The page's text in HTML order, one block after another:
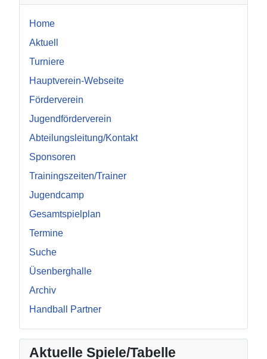
Home
Aktuell
Turniere
Hauptverein-Webseite
Förderverein
Jugendförderverein
Abteilungsleitung/Kontakt
Sponsoren
Trainingszeiten/Trainer
Jugendcamp
Gesamtspielplan
Termine
Suche
Üsenberghalle
Archiv
Handball Partner
Aktuelle Spiele/Tabelle